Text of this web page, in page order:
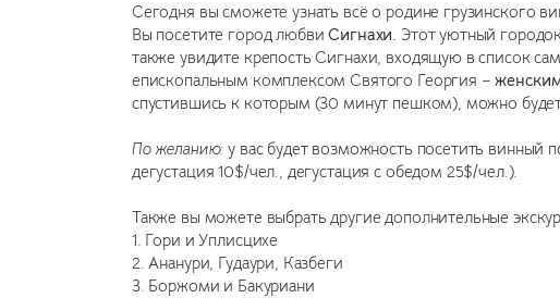
Сегодня вы сможете узнать всё о родине грузинского
Вы посетите город любвиСигнахи. Этот уютный
также увидите крепость Сигнахи, входящую в список
епископальным комплексом Святого Георгия –
спустившись к которым (30 минут пешком), можно
По желанию: у вас будет возможность посетить винный
дегустация 10$/чел., дегустация с обедом 25$/чел.).
Также вы можете выбрать другие дополнительные
1. Гори и Уплисцихе
2. Ананури, Гудаури, Казбеги
3. Боржоми и Бакуриани